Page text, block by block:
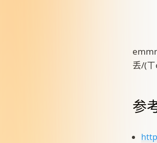
丢/(
参